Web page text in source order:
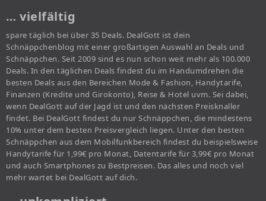
… vielfältig
spare täglich bei über 35 Deals. DealGott ist dein
Schnäppchenblog mit einer großartigen Auswahl an Deals und
Schnäppchen. Seit 2009 sind es nun schon weit mehr als 100.000
Deals. In den täglichen Deals findest du im Handumdrehen die
besten Deals aus den Bereichen Mode & Fashion, Handytarife,
Finanzen (Kredite und Girokonto), Reise & Hotel uvm. Sei dabei,
wenn DealGott auf der Jagd ist und den nächsten Preisknaller
findet. Bei DealGott findest du nur Schnäppchen, die mindestens
10% unter dem besten Preisvergleich liegen. Unter den besten
Schnäppchen aus dem Mobilfunkbereich findest du beispielsweise
Handytarife für 1,99€ pro Monat, Datentarife für 3,99€ pro Monat
und auch Smartphones zu Bestpreisen. Das alles und noch viel
mehr wartet bei DealGott auf dich.